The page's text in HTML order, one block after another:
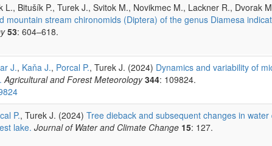
L., Bitušík P., Turek J., Svitok M., Novikmec M., Lackner R., Dvorak
mountain stream chironomids (Diptera) of the genus Diamesa
53: 604–618.
J., Kaňa J., Porcal P., Turek J. (2024) Dynamics and variability of
Agricultural and Forest Meteorology 344: 109824.
P., Turek J. (2024) Tree dieback and subsequent changes in
lake. Journal of Water and Climate Change 15: 127.